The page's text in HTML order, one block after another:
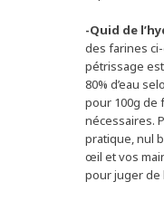
-Quid de
des farines
pétrissage
80% d’eau
pour 100g de
nécessaires.
pratique, nul
œil et vos
pour juger de